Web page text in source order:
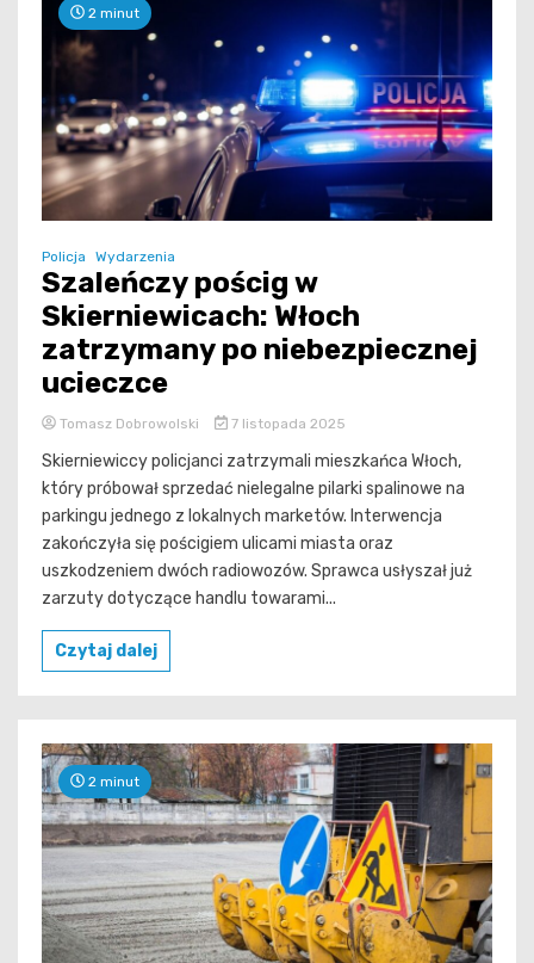
2 minut
Policja Wydarzenia
Szaleńczy pościg w
Skierniewicach: Włoch
zatrzymany po niebezpiecznej
ucieczce
Tomasz Dobrowolski 7 listopada 2025
Skierniewiccy policjanci zatrzymali mieszkańca Włoch,
który próbował sprzedać nielegalne pilarki spalinowe na
parkingu jednego z lokalnych marketów. Interwencja
zakończyła się pościgiem ulicami miasta oraz
uszkodzeniem dwóch radiowozów. Sprawca usłyszał już
zarzuty dotyczące handlu towarami...
Czytaj dalej
2 minut